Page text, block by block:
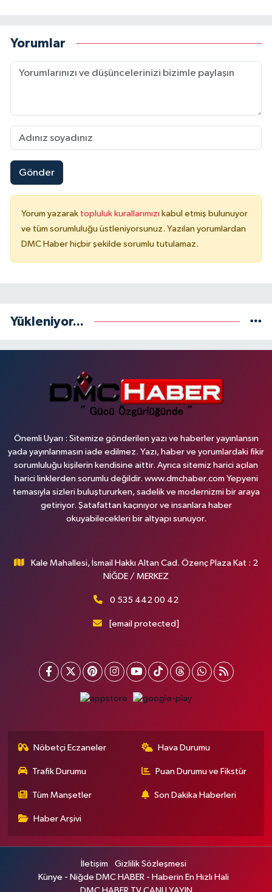
Yorumlar
Gönder
Yorum yazarak topluluk kurallarımızı kabul etmiş bulunuyor
ve tüm sorumluluğu üstleniyorsunuz. Yazılan yorumlardan
DMC Haber hiçbir şekilde sorumlu tutulamaz.
Yükleniyor...
Önemli Uyarı : Sitemize gönderilen yazı ve haberler yayınlansın
yada yayınlanmasın iade edilmez. Yazı, haber ve yorumlardaki fikir
sorumluluğu kişilerin kendisine aittir. Ayrıca sitemiz harici açılan
harici linklerden sorumlu değildir. www.dmchaber.com Yepyeni
temasıyla sizleri buluştururken, sadelik ve modernizmi bir araya
getiriyor. Şatafattan kaçınıyor ve insanlara haber
okuyabilecekleri bir altyapı sunuyor.
Kale Mahallesi, İsmail Hakkı Altan Cad. Özenç Plaza Kat : 2
NİĞDE / MERKEZ
0 535 442 00 42
[email protected]
Nöbetçi Eczaneler Hava Durumu
Trafik Durumu Puan Durumu ve Fikstür
Tüm Manşetler Son Dakika Haberleri
Haber Arşivi
İletişim
Gizlilik Sözleşmesi
Künye - Niğde DMC HABER - Haberin En Hızlı Hali